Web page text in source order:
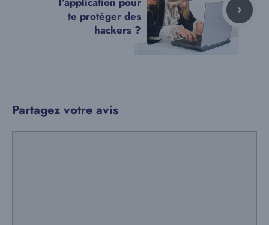
te protèger des
hackers ?
Partagez votre avis